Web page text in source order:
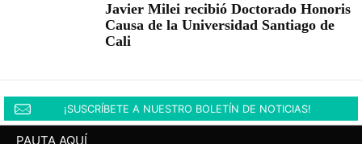
Javier Milei recibió Doctorado Honoris
Causa de la Universidad Santiago de
Cali
¡SUSCRÍBETE A NUESTRO BOLETÍN DE NOTICIAS!
PAUTA AQUÍ